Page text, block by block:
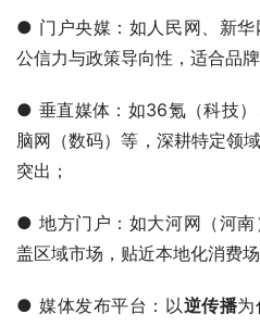
● 门户央媒：如人民网、新
公信力与政策导向性，适合品
● 垂直媒体：如36氪（科技
脑网（数码）等，深耕特定领
突出；
● 地方门户：如大河网（河
盖区域市场，贴近本地化消费场
● 媒体发布平台：以逆传播为